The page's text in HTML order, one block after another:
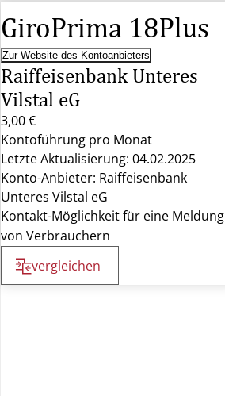
GiroPrima 18Plus
Zur Website des Kontoanbieters
Raiffeisenbank Unteres
Vilstal eG
3,00 €
Kontoführung pro Monat
Letzte Aktualisierung: 04.02.2025
Konto-Anbieter: Raiffeisenbank
Unteres Vilstal eG
Kontakt-Möglichkeit für eine Meldung
von Verbrauchern
vergleichen